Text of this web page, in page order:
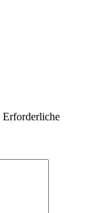
Erforderliche